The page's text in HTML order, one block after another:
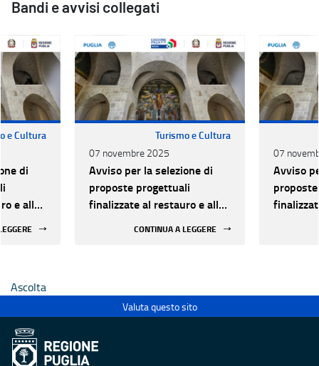
Bandi e avvisi collegati
e Cultura
di
e alla
Turismo e Cultura
07 novembre 2025
Avviso per la selezione di
proposte progettuali
finalizzate al restauro e alla
CONTINUA A LEGGERE
07
Avviso
Ascolta
Valuta questo sito